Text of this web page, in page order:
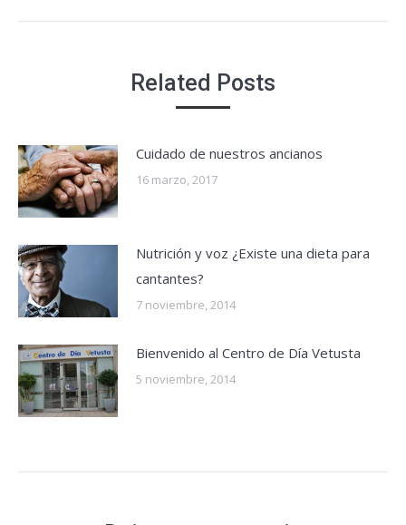
entradas
Related Posts
Cuidado de nuestros ancianos
16 marzo, 2017
Nutrición y voz ¿Existe una dieta para
cantantes?
7 noviembre, 2014
Bienvenido al Centro de Día Vetusta
5 noviembre, 2014